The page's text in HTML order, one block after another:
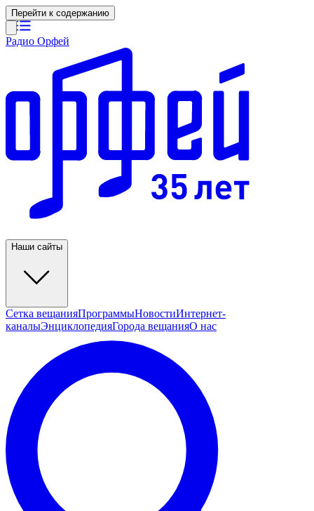
Перейти к содержанию
Радио Орфей
Наши сайты
Сетка вещанияПрограммыНовостиИнтернет-
каналыЭнциклопедияГорода вещанияО нас